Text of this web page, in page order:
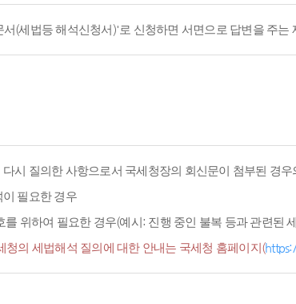
(세법등 해석신청서)'로 신청하면 서면으로 답변을 주는
시 질의한 사항으로서 국세청장의 회신문이 첨부된 경
필요한 경우
위하여 필요한 경우(예시: 진행 중인 불복 등과 관련된
의 세법해석 질의에 대한 안내는 국세청 홈페이지(